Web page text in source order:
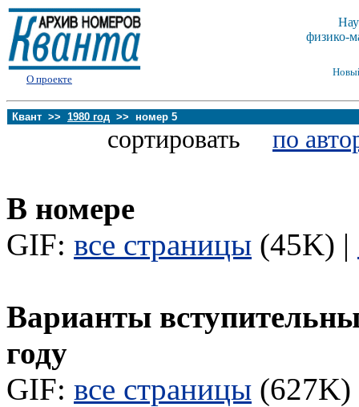
О проекте
физико-
Квант >> 1980 год >> номер 5
сортировать по
В номере
GIF: все страницы (45K) |
Варианты
году
GIF: все страницы